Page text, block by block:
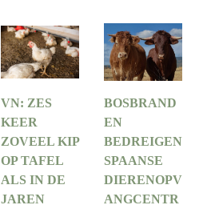
VN: ZES
KEER
ZOVEEL KIP
OP TAFEL
ALS IN DE
JAREN
BOSBRAND
EN
BEDREIGEN
SPAANSE
DIERENOPV
ANGCENTR